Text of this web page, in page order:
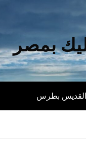
بمصر
القديس بطرس